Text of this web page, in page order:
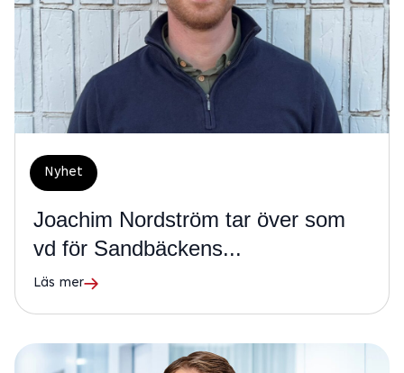
Nyhet
Joachim Nordström tar över som
vd för Sandbäckens...
Läs mer